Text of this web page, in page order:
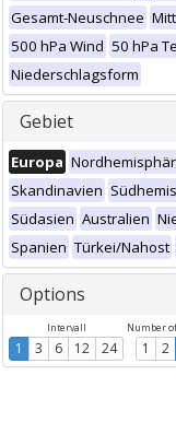
Gesamt-Neuschnee
500 hPa Wind 50 hPa
Niederschlagsform
Gebiet
Europa
Skandinavien
Südasien Australien
Spanien Türkei/Nahost
Options
Intervall
1 3 6 12 24
Number
1 2